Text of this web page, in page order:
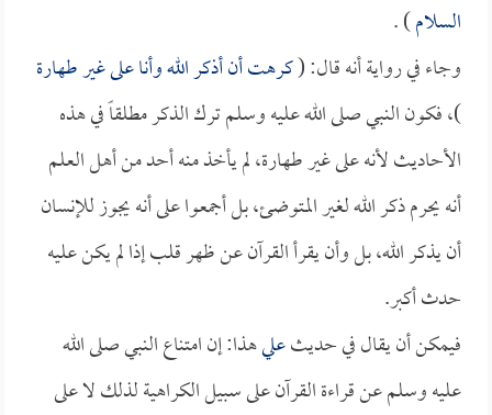
السلام) .
وجاء في رواية أنه قال: (كرهت أن أذكر الله وأنا على غير طهارة
)، فكون النبي صلى الله عليه وسلم ترك الذكر مطلقاً في هذه
الأحاديث لأنه على غير طهارة، لم يأخذ منه أحد من أهل العلم
أنه يحرم ذكر الله لغير المتوضئ، بل أجمعوا على أنه يجوز للإنسان
أن يذكر الله، بل وأن يقرأ القرآن عن ظهر قلب إذا لم يكن عليه
حدث أكبر.
فيمكن أن يقال في حديثعليهذا: إن امتناع النبي صلى الله
عليه وسلم عن قراءة القرآن على سبيل الكراهية لذلك لا على